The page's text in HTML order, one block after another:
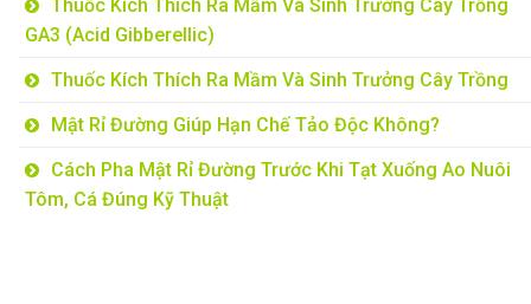
Thuốc Kích Thích Ra Mầm Và Sinh Trưởng Cây Trồng
GA3 (Acid Gibberellic)
Thuốc Kích Thích Ra Mầm Và Sinh Trưởng Cây Trồng
Mật Rỉ Đường Giúp Hạn Chế Tảo Độc Không?
Cách Pha Mật Rỉ Đường Trước Khi Tạt Xuống Ao Nuôi
Tôm, Cá Đúng Kỹ Thuật